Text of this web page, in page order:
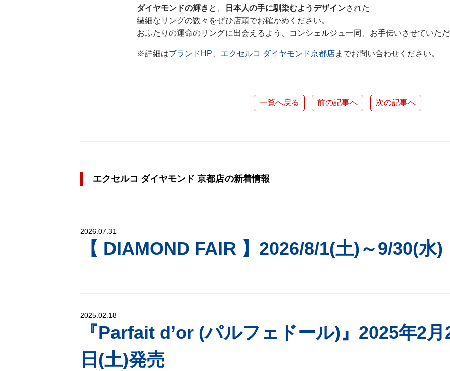
ダイヤモンドの輝き と、 日本人の手に馴染むようデザインされた
繊細なリングの数々をぜひ店頭でお確かめください。
おふたりの運命のリングに出会えるよう、コンシェルジュ一同、お手伝いさせていた
※詳細はブランドHP エクセルコ ダイヤモンド京都店までお問い合わせください。
一覧へ戻る 前の記事へ 次の記事へ
エクセルコ ダイヤモンド 京都店の新着情報
2026.07.31
【 DIAMOND FAIR 】2026/8/1(土)～9/30(水)
2025.02.18
『Parfait d’or (パルフェドール)』2025年2月
日(土)発売